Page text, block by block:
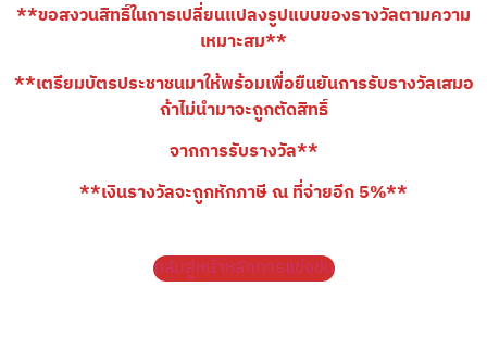
**ขอสงวนสิทธิ์ในการเปลี่ยนแปลงรูปแบบของรางวัลตามความ
เหมาะสม**
**เตรียมบัตรประชาชนมาให้พร้อมเพื่อยืนยันการรับรางวัลเสมอ
ถ้าไม่นำมาจะถูกตัดสิทธิ์
จากการรับรางวัล**
**เงินรางวัลจะถูกหักภาษี ณ ที่จ่ายอีก 5%**
กลับสู่หน้าหลักการแข่งขัน